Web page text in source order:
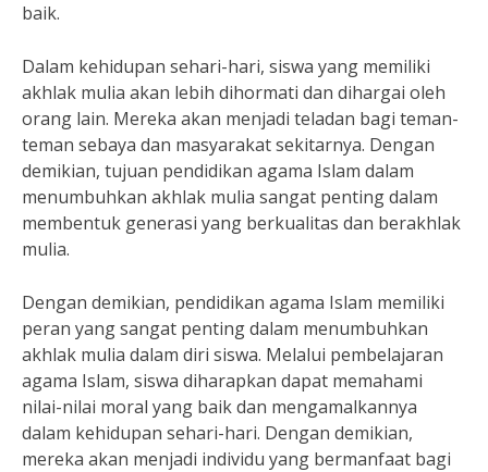
baik.
Dalam kehidupan sehari-hari, siswa yang memiliki
akhlak mulia akan lebih dihormati dan dihargai oleh
orang lain. Mereka akan menjadi teladan bagi teman-
teman sebaya dan masyarakat sekitarnya. Dengan
demikian, tujuan pendidikan agama Islam dalam
menumbuhkan akhlak mulia sangat penting dalam
membentuk generasi yang berkualitas dan berakhlak
mulia.
Dengan demikian, pendidikan agama Islam memiliki
peran yang sangat penting dalam menumbuhkan
akhlak mulia dalam diri siswa. Melalui pembelajaran
agama Islam, siswa diharapkan dapat memahami
nilai-nilai moral yang baik dan mengamalkannya
dalam kehidupan sehari-hari. Dengan demikian,
mereka akan menjadi individu yang bermanfaat bagi